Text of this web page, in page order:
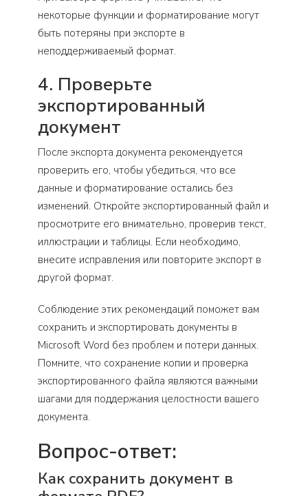
некоторые функции и форматирование могут
быть потеряны при экспорте в
неподдерживаемый формат.
4. Проверьте
экспортированный
документ
После экспорта документа рекомендуется
проверить его, чтобы убедиться, что все
данные и форматирование остались без
изменений. Откройте экспортированный файл и
просмотрите его внимательно, проверив текст,
иллюстрации и таблицы. Если необходимо,
внесите исправления или повторите экспорт в
другой формат.
Соблюдение этих рекомендаций поможет вам
сохранить и экспортировать документы в
Microsoft Word без проблем и потери данных.
Помните, что сохранение копии и проверка
экспортированного файла являются важными
шагами для поддержания целостности вашего
документа.
Вопрос-ответ:
Как сохранить документ в